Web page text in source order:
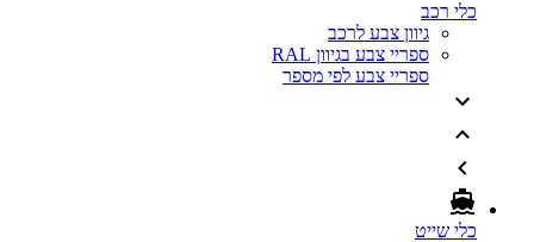
כלי רכב
גיוון צבע לרכב
ספריי צבע בגיוון RAL
ספריי צבע לפי מספר
כלי שייט